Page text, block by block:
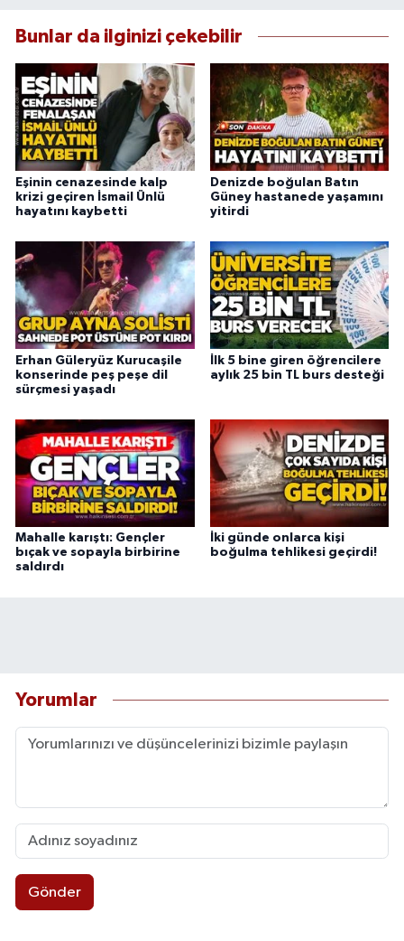
Bunlar da ilginizi çekebilir
Eşinin cenazesinde kalp
krizi geçiren İsmail Ünlü
hayatını kaybetti
Denizde boğulan Batın
Güney hastanede yaşamını
yitirdi
Erhan Güleryüz Kurucaşile
konserinde peş peşe dil
sürçmesi yaşadı
İlk 5 bine giren öğrencilere
aylık 25 bin TL burs desteği
Mahalle karıştı: Gençler
bıçak ve sopayla birbirine
saldırdı
İki günde onlarca kişi
boğulma tehlikesi geçirdi!
Yorumlar
Gönder